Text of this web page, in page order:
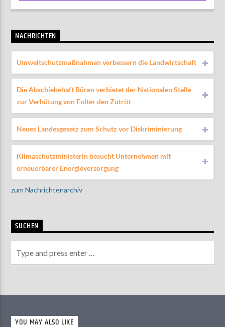
NACHRICHTEN
Umweltschutzmaßnahmen verbessern die Landwirtschaft
Die Abschiebehaft Büren verbietet der Nationalen Stelle
zur Verhütung von Folter den Zutritt
Neues Landesgesetz zum Schutz vor Diskriminierung
Klimaschutzministerin besucht Unternehmen mit
erneuerbarer Energieversorgung
zum Nachrichtenarchiv
SUCHEN
YOU MAY ALSO LIKE